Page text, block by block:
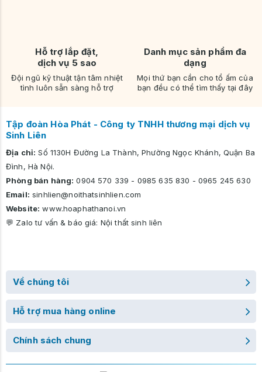
Hỗ trợ lắp đặt,
dịch vụ 5 sao
Đội ngũ kỹ thuật tận tâm nhiệt
tình luôn sẵn sàng hỗ trợ
Danh mục sản phẩm đa
dạng
Mọi thứ bạn cần cho tổ ấm của
bạn đều có thể tìm thấy tại đây
Tập đoàn Hòa Phát - Công ty TNHH thương mại dịch vụ
Sinh Liên
Địa chỉ: Số 1130H Đường La Thành, Phường Ngọc Khánh, Quận Ba
Đình, Hà Nội.
Phòng bán hàng: 0904 570 339 - 0985 635 830 - 0965 245 630
Email: sinhlien@noithatsinhlien.com
Website: www.hoaphathanoi.vn
💬 Zalo tư vấn & báo giá: Nội thất sinh liên
Về chúng tôi
Hỗ trợ mua hàng online
Chính sách chung